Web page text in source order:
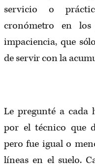
servicio o
cronómetro en los
impaciencia, que
de servir con la
Le pregunté a cada
por el técnico que
pero fue igual o
líneas en el suelo.